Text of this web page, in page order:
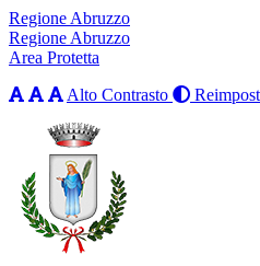
Regione Abruzzo
Regione Abruzzo
Area Protetta
Alto Contrasto